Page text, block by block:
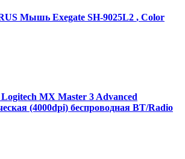
Мышь Exegate SH-9025L2 , Color
MX Master 3 Advanced
(4000dpi) беспроводная BT/Radio